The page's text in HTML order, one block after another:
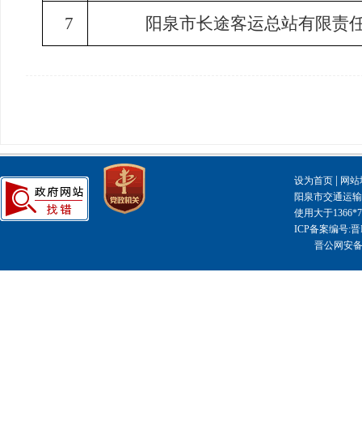
7 阳泉市长途客运总站有限责
设为首页
网
阳泉市交通运
使用大于
ICP备案编号:晋
晋公网安